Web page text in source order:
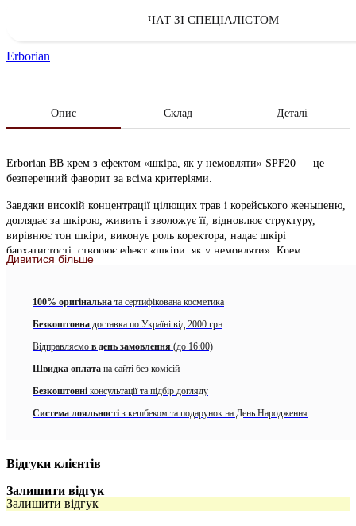
ЧАТ ЗІ СПЕЦІАЛІСТОМ
Erborian
Опис Склад Деталі
Erborian BB крем з ефектом «шкіра, як у немовляти» SPF20 — це
безперечний фаворит за всіма критеріями.
Завдяки високій концентрації цілющих трав і корейського женьшеню,
доглядає за шкірою, живить і зволожує її, відновлює структуру,
вирівнює тон шкіри, виконує роль коректора, надає шкірі
бархатистості, створює ефект «шкіри, як у немовляти». Крем
адаптується до відтінку шкіри.
нагород: «Кращий ВВ-крем», «Кращий денний крем».
Результат: бездоганна і ідеально рівна шкіра, м’яка і бархатиста, без
ефекту маски.
екстракт кигелії,
екстракт портулаку,
екстракт солодки голої,
Дивитися більше
100% оригінальна та сертифікована косметика
Безкоштовна доставка по Україні від 2000 грн
Відправляємо в день замовлення (до 16:00)
Швидка оплата на сайті без комісій
Безкоштовні консультації та підбір догляду
Система лояльності з кешбеком та подарунок на День Народження
Відгуки клієнтів
Залишити відгук
Залишити відгук